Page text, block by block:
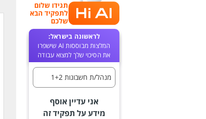
תגידו שלום
לתפקיד הבא
שלכם
לראשונה בישראל:
המלצות מבוססות AI שישפרו
את הסיכוי שלך למצוא עבודה
מנהל/ת חשבונות 1+2
אני עדיין אוסף
מידע על תפקיד זה